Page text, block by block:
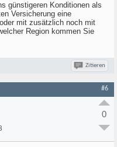
günstigeren Konditionen als
Versicherung eine
mit zusätzlich noch mit
Region kommen Sie
Zitieren
#6
0